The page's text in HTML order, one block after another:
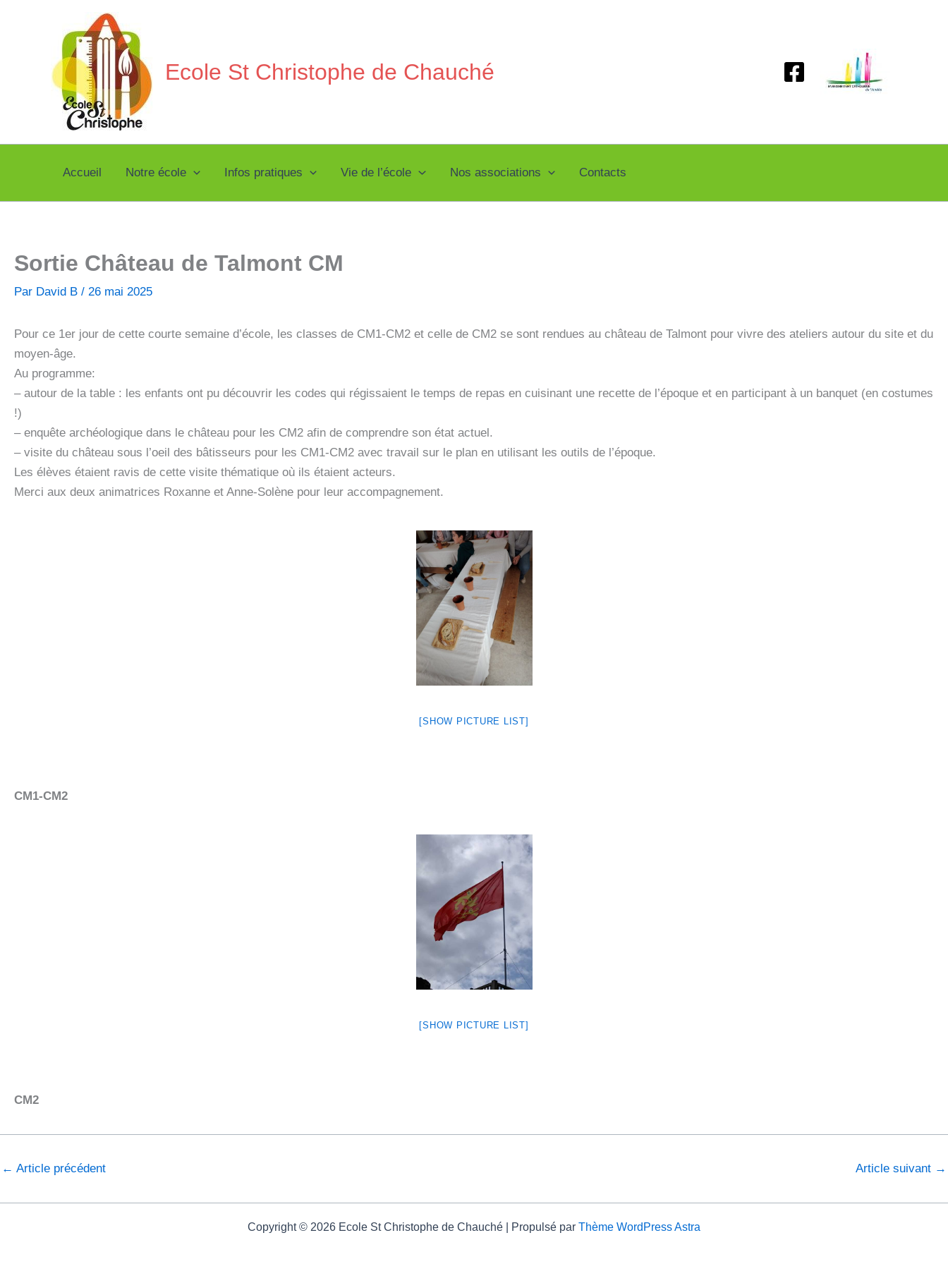
Ecole St Christophe de Chauché
Accueil Notre école Infos pratiques Vie de l’école Nos associations Contacts
Sortie Château de Talmont CM
Par David B / 26 mai 2025
Pour ce 1er jour de cette courte semaine d’école, les classes de CM1-CM2 et celle de CM2 se sont rendues au château de Talmont pour vivre des ateliers autour du site et du
moyen-âge.
Au programme:
– autour de la table : les enfants ont pu découvrir les codes qui régissaient le temps de repas en cuisinant une recette de l’époque et en participant à un banquet (en costumes
!)
– enquête archéologique dans le château pour les CM2 afin de comprendre son état actuel.
– visite du château sous l’oeil des bâtisseurs pour les CM1-CM2 avec travail sur le plan en utilisant les outils de l’époque.
Les élèves étaient ravis de cette visite thématique où ils étaient acteurs.
Merci aux deux animatrices Roxanne et Anne-Solène pour leur accompagnement.
[SHOW PICTURE LIST]
CM1-CM2
[SHOW PICTURE LIST]
CM2
← Article précédent Article suivant →
Copyright © 2026 Ecole St Christophe de Chauché | Propulsé par Thème WordPress Astra